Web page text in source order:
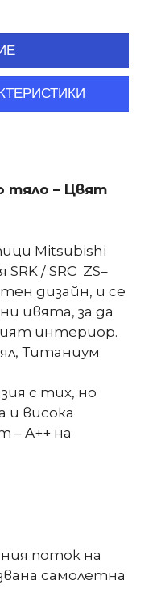
тяло – Цвят
Mitsubishi
/ SRC ZS–
дизайн, и се
цвята, за да
интериор.
Титаниум
с тих, но
висока
– A++ на
поток на
самолетна